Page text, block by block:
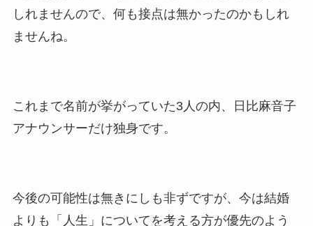
しれませんので、何も接点は無かったのかもしれ
ませんね。
これまで名前が挙がっていた3人の内、日比麻音子
アナウンサーだけ独身です。
今後の可能性は無きにしも非ずですが、今は結婚
よりも「人生」についてを考える方が優先のよう